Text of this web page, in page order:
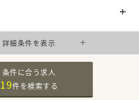
詳細条件を表示
条件に合う求人
19件を検索する